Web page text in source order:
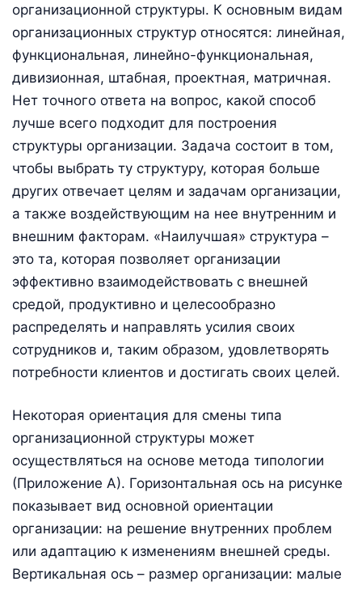
организационной структуры. К основным видам
организационных структур относятся: линейная,
функциональная, линейно-функциональная,
дивизионная, штабная, проектная, матричная.
Нет точного ответа на вопрос, какой способ
лучше всего подходит для построения
структуры организации. Задача состоит в том,
чтобы выбрать ту структуру, которая больше
других отвечает целям и задачам организации,
а также воздействующим на нее внутренним и
внешним факторам. «Наилучшая» структура –
это та, которая позволяет организации
эффективно взаимодействовать с внешней
средой, продуктивно и целесообразно
распределять и направлять усилия своих
сотрудников и, таким образом, удовлетворять
потребности клиентов и достигать своих целей.
Некоторая ориентация для смены типа
организационной структуры может
осуществляться на основе метода типологии
(Приложение А). Горизонтальная ось на рисунке
показывает вид основной ориентации
организации: на решение внутренних проблем
или адаптацию к изменениям внешней среды.
Вертикальная ось – размер организации: малые